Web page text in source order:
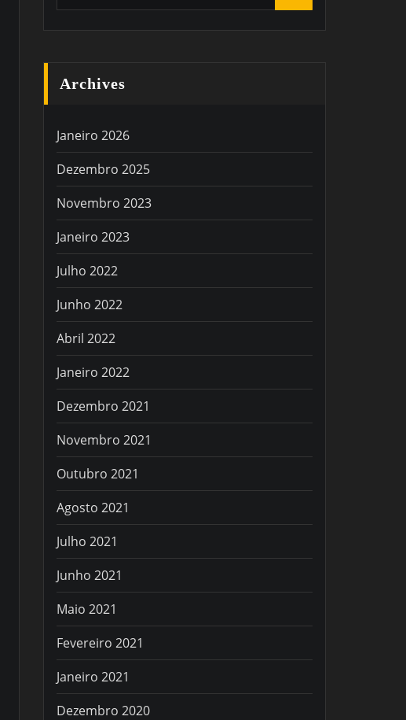
Archives
Janeiro 2026
Dezembro 2025
Novembro 2023
Janeiro 2023
Julho 2022
Junho 2022
Abril 2022
Janeiro 2022
Dezembro 2021
Novembro 2021
Outubro 2021
Agosto 2021
Julho 2021
Junho 2021
Maio 2021
Fevereiro 2021
Janeiro 2021
Dezembro 2020